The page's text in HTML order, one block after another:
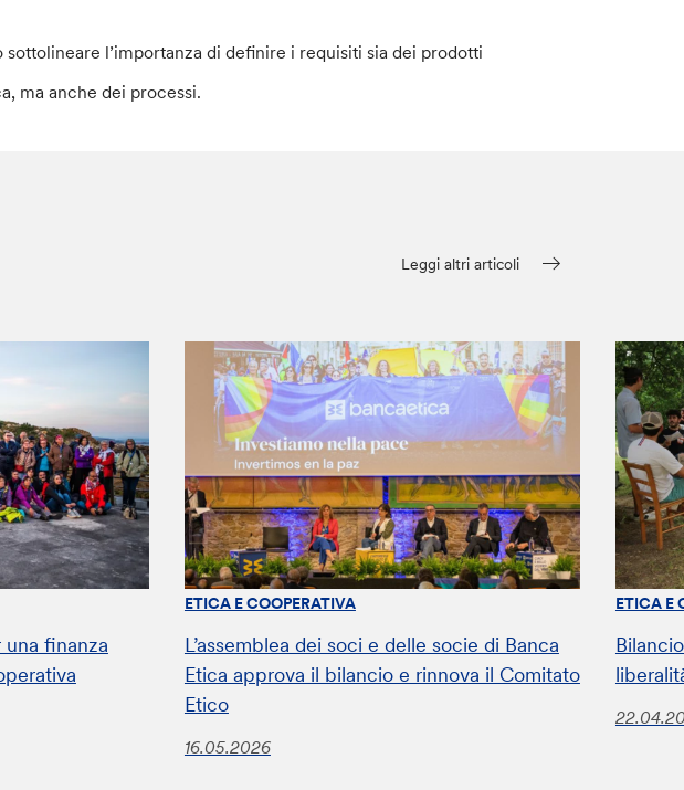
l’importanza di definire i requisiti sia dei prodotti
ma anche dei processi.
Leggi altri articoli
finanza
ETICA E COOPERATIVA
L’assemblea dei soci e delle socie di Banca
Etica approva il bilancio e rinnova il Comitato
Etico
16.05.2026
ETICA E